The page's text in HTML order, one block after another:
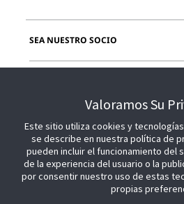
SEA NUESTRO SOCIO
Valoramos Su
Este sitio utiliza cookies y
se describe en nuestra política de
pueden incluir el funcionamiento del
de la experiencia del usuario o la
por consentir nuestro uso de estas
propias